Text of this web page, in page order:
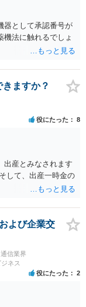
器として承認番号が
機法に触れるでしょ
ますか？
役にたった 8
出産とみなされます
して、出産一時金の
よび企業交
信業界
ネス
役にたった 2